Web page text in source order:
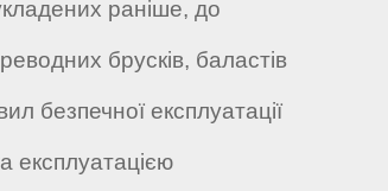
раніше, до
брусків, баластів
безпечної експлуатації
експлуатацією